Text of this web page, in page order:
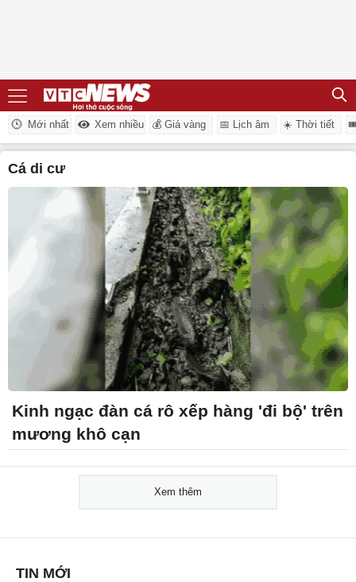
Mới nhất Xem nhiều 💰 Giá vàng 📅 Lịch âm ☀️ Thời tiết
cá di cư
Kinh ngạc đàn cá rô xếp hàng 'đi bộ' trên
mương khô cạn
Xem thêm
TIN MỚI